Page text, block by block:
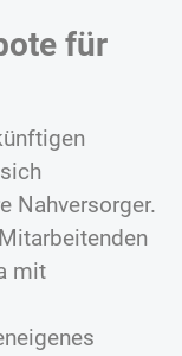
für
Nahversorger.
mit